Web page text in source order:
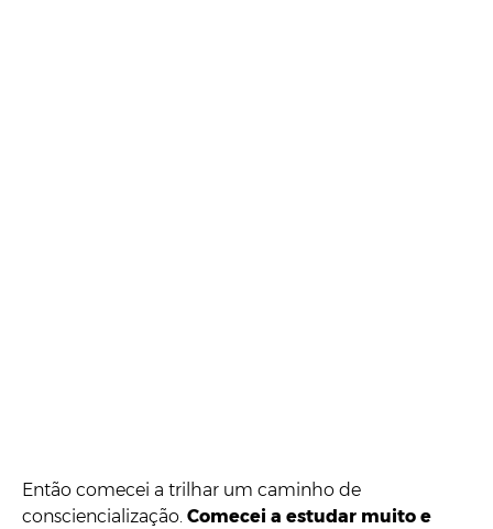
Então comecei a trilhar um caminho de
consciencialização. Comecei a estudar muito e